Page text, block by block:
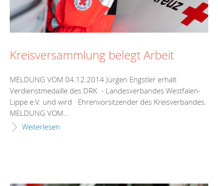
Kreisversammlung belegt Arbeit
MELDUNG VOM 04.12.2014 Jürgen Engstler erhält
Verdienstmedaille des DRK - Landesverbandes Westfalen-
Lippe e.V. und wird Ehrenvorsitzender des Kreisverbandes.
MELDUNG VOM...
Weiterlesen